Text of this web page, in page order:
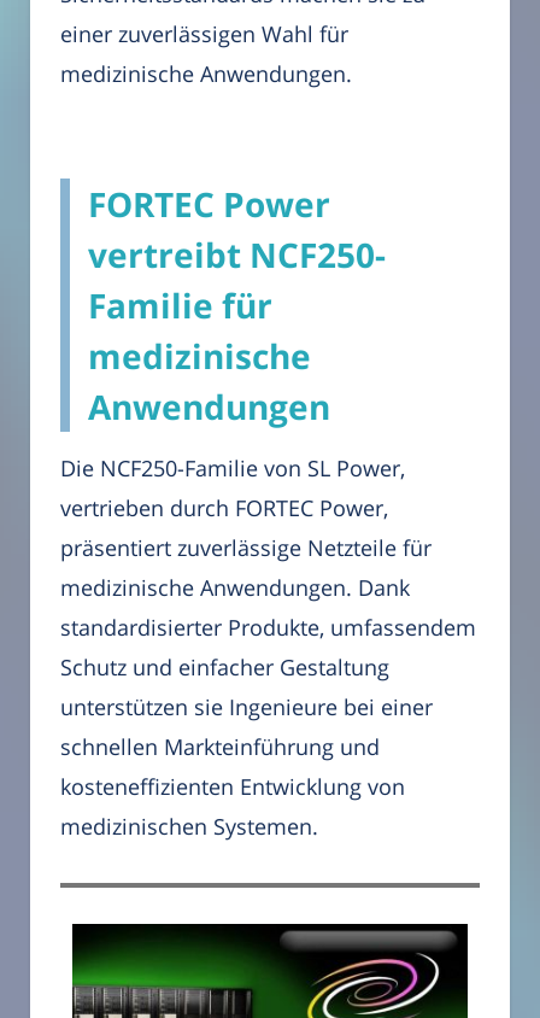
einer zuverlässigen Wahl für
medizinische Anwendungen.
FORTEC Power
vertreibt NCF250-
Familie für
medizinische
Anwendungen
Die NCF250-Familie von SL Power,
vertrieben durch FORTEC Power,
präsentiert zuverlässige Netzteile für
medizinische Anwendungen. Dank
standardisierter Produkte, umfassendem
Schutz und einfacher Gestaltung
unterstützen sie Ingenieure bei einer
schnellen Markteinführung und
kosteneffizienten Entwicklung von
medizinischen Systemen.